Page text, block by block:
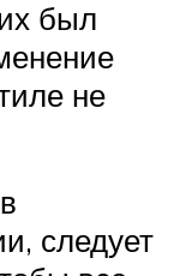
был
не
следует